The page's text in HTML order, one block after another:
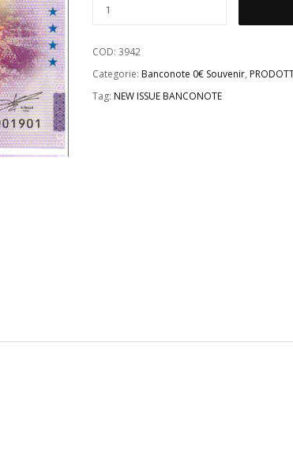
COD: 3942
Categorie: Banconote 0€ Souvenir,
Tag: NEW ISSUE BANCONOTE